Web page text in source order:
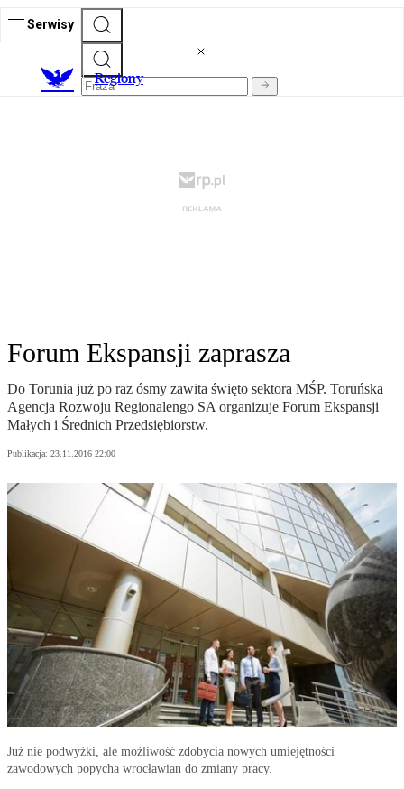
Serwisy
Regiony
Forum Ekspansji zaprasza
Do Torunia już po raz ósmy zawita święto sektora MŚP. Toruńska
Agencja Rozwoju Regionalengo SA organizuje Forum Ekspansji
Małych i Średnich Przedsiębiorstw.
Publikacja: 23.11.2016 22:00
Już nie podwyżki, ale możliwość zdobycia nowych umiejętności
zawodowych popycha wrocławian do zmiany pracy.